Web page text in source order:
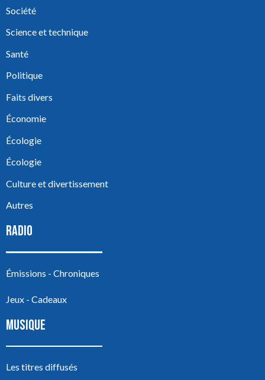
Société
Science et technique
Santé
Politique
Faits divers
Économie
Écologie
Écologie
Culture et divertissement
Autres
RADIO
Émissions - Chroniques
Jeux - Cadeaux
MUSIQUE
Les titres diffusés